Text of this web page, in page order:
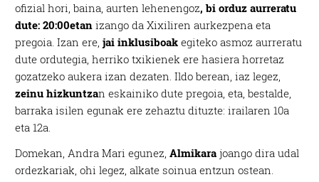
ofizial hori, baina, aurten lehenengoz, bi orduz aurreratu
dute: 20:00etan izango da Xixiliren aurkezpena eta
pregoia. Izan ere,jai inklusiboak egiteko asmoz aurreratu
dute ordutegia, herriko txikienek ere hasiera horretaz
gozatzeko aukera izan dezaten. Ildo berean, iaz legez,
zeinu hizkuntzan eskainiko dute pregoia, eta, bestalde,
barraka isilen egunak ere zehaztu dituzte: irailaren 10a
eta 12a.
Domekan, Andra Mari egunez,Almikara joango dira udal
ordezkariak, ohi legez, alkate soinua entzun ostean.